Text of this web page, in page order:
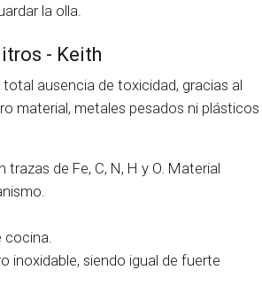
la olla.
- Keith
ausencia de toxicidad, gracias al
material, metales pesados ni plásticos
de Fe, C, N, H y O. Material
inoxidable, siendo igual de fuerte